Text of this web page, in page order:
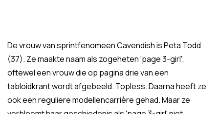
De vrouw van sprintfenomeen Cavendish is Peta Todd
(37). Ze maakte naam als zogeheten 'page 3-girl',
oftewel een vrouw die op pagina drie van een
tabloidkrant wordt afgebeeld. Topless. Daarna heeft ze
ook een reguliere modellencarrière gehad. Maar ze